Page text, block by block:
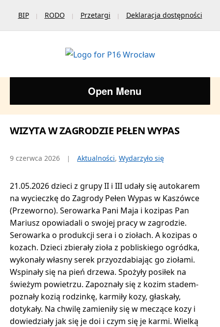
BIP RODO Przetargi Deklaracja dostępności
Open Menu
WIZYTA W ZAGRODZIE PEŁEN WYPAS
9 czerwca 2026 Aktualności, Wydarzyło się
21.05.2026 dzieci z grupy II i III udały się autokarem
na wycieczkę do Zagrody Pełen Wypas w Kaszówce
(Przeworno). Serowarka Pani Maja i kozipas Pan
Mariusz opowiadali o swojej pracy w zagrodzie.
Serowarka o produkcji sera i o ziołach. A kozipas o
kozach. Dzieci zbierały zioła z pobliskiego ogródka,
wykonały własny serek przyozdabiając go ziołami.
Wspinały się na pień drzewa. Spożyły posiłek na
świeżym powietrzu. Zapoznały się z kozim stadem-
poznały kozią rodzinkę, karmiły kozy, głaskały,
dotykały. Na chwilę zamieniły się w meczące kozy i
dowiedziały jak się je doi i czym się je karmi. Wielką